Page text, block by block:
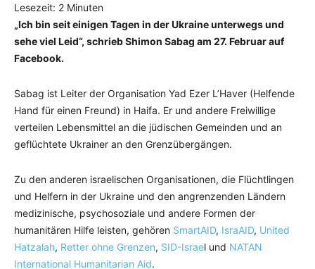
Lesezeit: 2 Minuten
„Ich bin seit einigen Tagen in der Ukraine unterwegs und
sehe viel Leid“, schrieb Shimon Sabag am 27. Februar auf
Facebook.
Sabag ist Leiter der Organisation Yad Ezer L’Haver (Helfende
Hand für einen Freund) in Haifa. Er und andere Freiwillige
verteilen Lebensmittel an die jüdischen Gemeinden und an
geflüchtete Ukrainer an den Grenzübergängen.
Zu den anderen israelischen Organisationen, die Flüchtlingen
und Helfern in der Ukraine und den angrenzenden Ländern
medizinische, psychosoziale und andere Formen der
humanitären Hilfe leisten, gehören SmartAID, IsraAID, United
Hatzalah, Retter ohne Grenzen, SID-Israel und NATAN
International Humanitarian Aid.